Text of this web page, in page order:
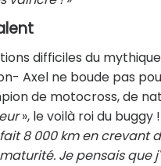
difficiles du
Axel ne boude pas
de motocross, de
», le voilà roi du buggy !
8 000 km en crevant
Je pensais que